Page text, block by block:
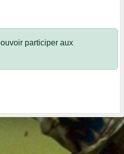
participer aux